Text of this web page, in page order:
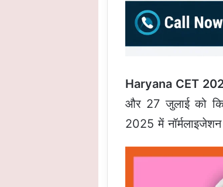
Haryana CET
और 27 जुलाई को
2025 में